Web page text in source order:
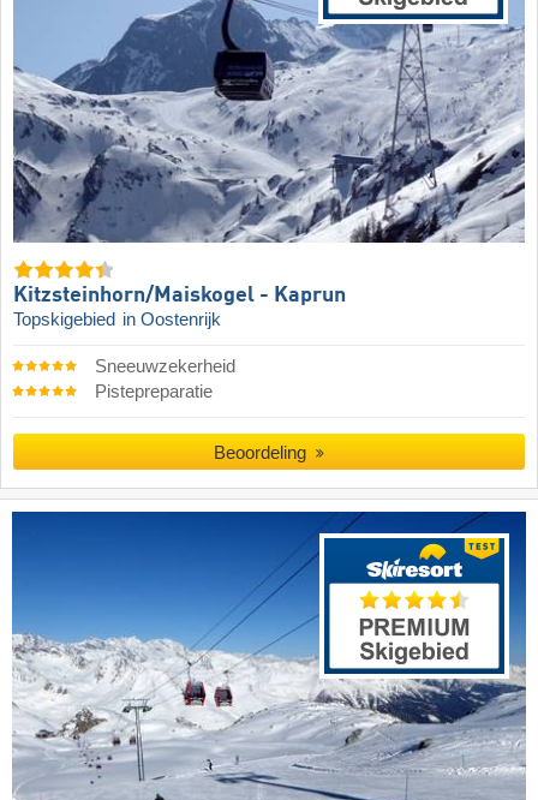
Kitzsteinhorn/​Maiskogel - Kaprun
Topskigebied in Oostenrijk
Sneeuwzekerheid
Pistepreparatie
Beoordeling